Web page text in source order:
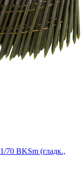
70 BKSm (гладк.,